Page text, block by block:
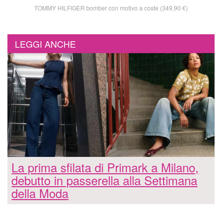
TOMMY HILFIGER bomber con motivo a coste (349,90 €)
LEGGI ANCHE
La prima sfilata di Primark a Milano,
debutto in passerella alla Settimana
della Moda